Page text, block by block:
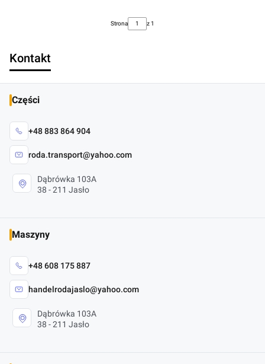
Strona z 1
Kontakt
Części
+48 883 864 904
roda.transport@yahoo.com
Dąbrówka 103A
38 - 211 Jasło
Maszyny
+48 608 175 887
handelrodajaslo@yahoo.com
Dąbrówka 103A
38 - 211 Jasło